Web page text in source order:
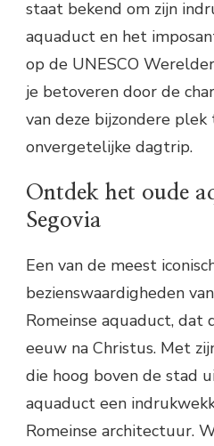
staat bekend om zijn
aquaduct en het
op de UNESCO
je betoveren door de
van deze bijzondere plek
onvergetelijke dagtrip.
Ontdek het oude
Segovia
Een van de meest
bezienswaardigheden
Romeinse aquaduct,
eeuw na Christus. Met
die hoog boven de stad
aquaduct een
Romeinse architectuur.